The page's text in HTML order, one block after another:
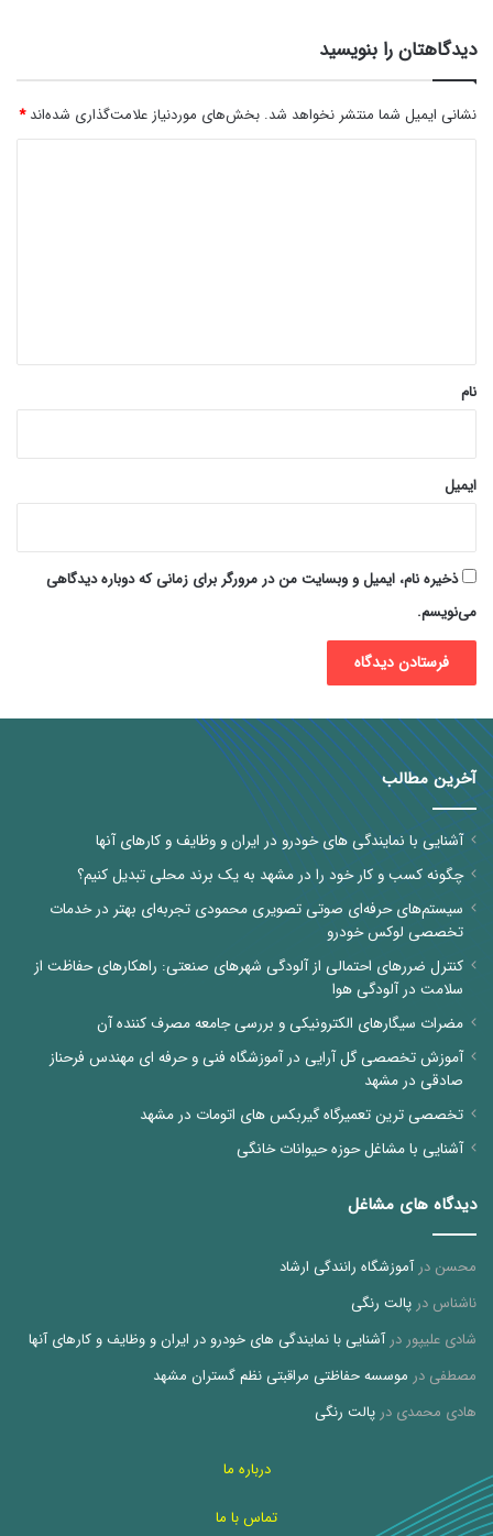
دیدگاهتان را بنویسید
نشانی ایمیل شما منتشر نخواهد شد. بخش‌های موردنیاز علامت‌گذاری شده‌اند*
نام
ایمیل
ذخیره نام، ایمیل و وبسایت من در مرورگر برای زمانی که دوباره دیدگاهی
می‌نویسم.
آخرین مطالب
آشنایی با نمایندگی های خودرو در ایران و وظایف و کارهای آنها
چگونه کسب و کار خود را در مشهد به یک برند محلی تبدیل کنیم؟
سیستم‌های حرفه‌ای صوتی تصویری محمودی تجربه‌ای بهتر در خدمات
تخصصی لوکس خودرو
کنترل ضررهای احتمالی از آلودگی شهرهای صنعتی: راهکارهای حفاظت از
سلامت در آلودگی هوا
مضرات سیگارهای الکترونیکی و بررسی جامعه مصرف کننده آن
آموزش تخصصی گل آرایی در آموزشگاه فنی و حرفه ای مهندس فرحناز
صادقی در مشهد
تخصصی ترین تعمیرگاه گیربکس های اتومات در مشهد
آشنایی با مشاغل حوزه حیوانات خانگی
دیدگاه های مشاغل
محسن درآموزشگاه رانندگی ارشاد
ناشناس در پالت رنگی
شادی علیپور درآشنایی با نمایندگی های خودرو در ایران و وظایف و کارهای آنها
مصطفی در موسسه حفاظتی مراقبتی نظم گستران مشهد
هادی محمدی در پالت رنگی
درباره ما
تماس با ما